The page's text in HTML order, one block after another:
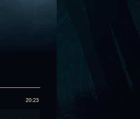
20:23